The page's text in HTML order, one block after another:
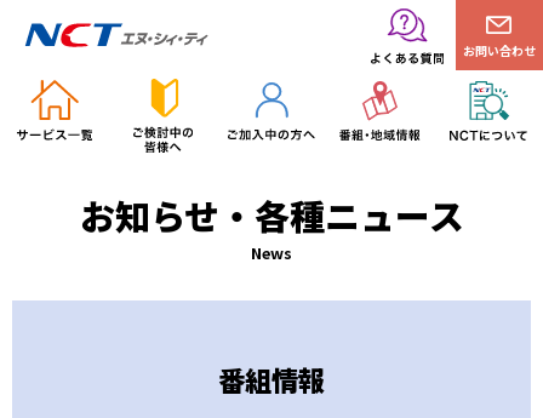
お問い合わせ
お知らせ・各種ニュース
News
番組情報